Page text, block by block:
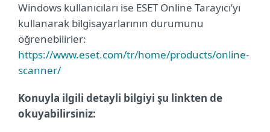
Windows kullanıcıları ise ESET Online Tarayıcı’yı
kullanarak bilgisayarlarının durumunu
öğrenebilirler:
https://www.eset.com/tr/home/products/online-
scanner/
Konuyla ilgili detayli bilgiyi şu linkten de
okuyabilirsiniz: